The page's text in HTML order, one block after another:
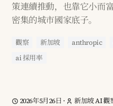
策連續推動，也靠它小而
密集的城市國家底子。
觀察 新加坡 anthropic
ai 採用率
2026年5月26日 · 新加坡 AI 觀